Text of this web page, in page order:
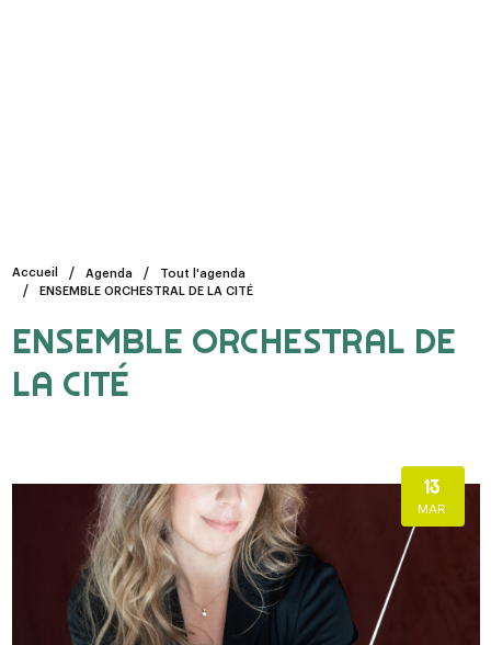
Accueil Agenda
Tout l'agenda
ENSEMBLE ORCHESTRAL DE LA CITÉ
ENSEMBLE ORCHESTRAL DE
LA CITÉ
13
MAR